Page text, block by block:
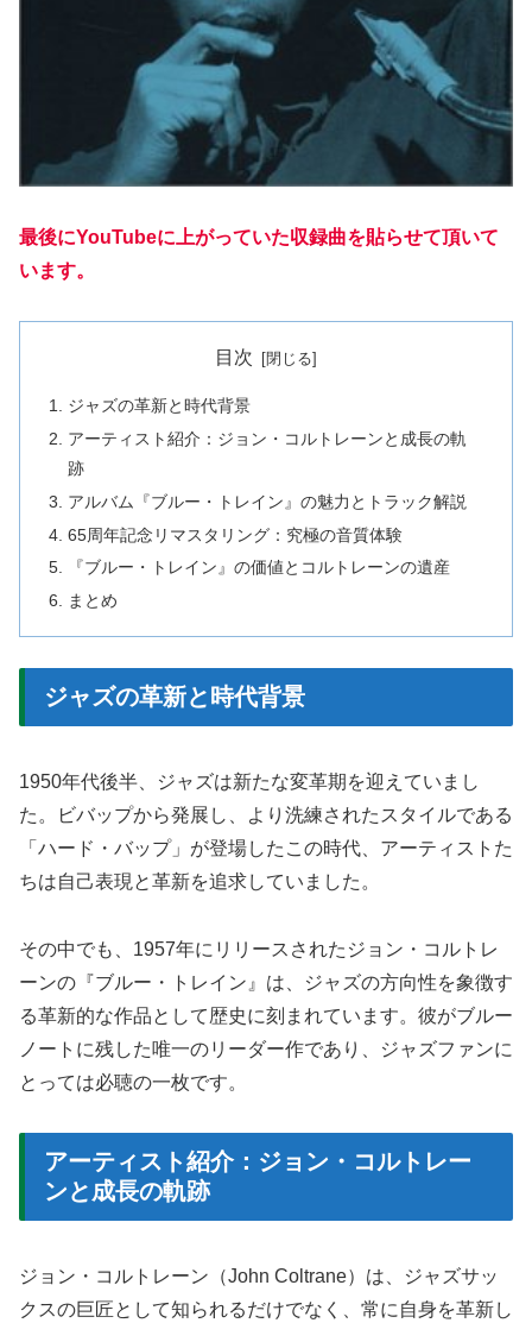
最後にYouTubeに上がっていた収録曲を貼らせて頂いて
います。
目次
ジャズの革新と時代背景
アーティスト紹介：ジョン・コルトレーンと成長の軌
跡
アルバム『ブルー・トレイン』の魅力とトラック解説
65周年記念リマスタリング：究極の音質体験
『ブルー・トレイン』の価値とコルトレーンの遺産
まとめ
ジャズの革新と時代背景
1950年代後半、ジャズは新たな変革期を迎えていまし
た。ビバップから発展し、より洗練されたスタイルである
「ハード・バップ」が登場したこの時代、アーティストた
ちは自己表現と革新を追求していました。
その中でも、1957年にリリースされたジョン・コルトレ
ーンの『ブルー・トレイン』は、ジャズの方向性を象徴す
る革新的な作品として歴史に刻まれています。彼がブルー
ノートに残した唯一のリーダー作であり、ジャズファンに
とっては必聴の一枚です。
アーティスト紹介：ジョン・コルトレー
ンと成長の軌跡
ジョン・コルトレーン（John Coltrane）は、ジャズサッ
クスの巨匠として知られるだけでなく、常に自身を革新し